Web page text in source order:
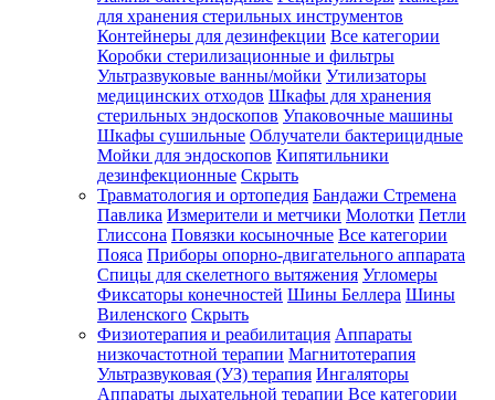
для хранения стерильных инструментов
Контейнеры для дезинфекции Все категории
Коробки стерилизационные и фильтры
Ультразвуковые ванны/мойки Утилизаторы
медицинских отходов Шкафы для хранения
стерильных эндоскопов Упаковочные машины
Шкафы сушильные Облучатели бактерицидные
Мойки для эндоскопов Кипятильники
дезинфекционные Скрыть
Травматология и ортопедия Бандажи Стремена
Павлика Измерители и метчики Молотки Петли
Глиссона Повязки косыночные Все категории
Пояса Приборы опорно-двигательного аппарата
Спицы для скелетного вытяжения Угломеры
Фиксаторы конечностей Шины Беллера Шины
Виленского Скрыть
Физиотерапия и реабилитация Аппараты
низкочастотной терапии Магнитотерапия
Ультразвуковая (УЗ) терапия Ингаляторы
Аппараты дыхательной терапии Все категории